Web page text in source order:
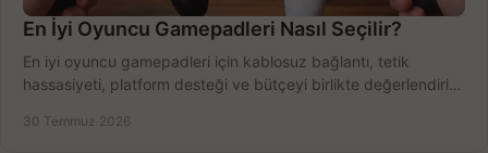
En İyi Oyuncu Gamepadleri Nasıl Seçilir?
En iyi oyuncu gamepadleri için kablosuz bağlantı, tetik
hassasiyeti, platform desteği ve bütçeyi birlikte değerlendirin;
30 Temmuz 2026